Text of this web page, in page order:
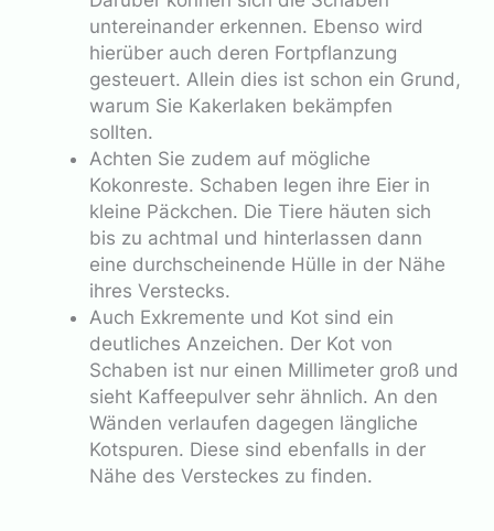
untereinander erkennen. Ebenso wird
hierüber auch deren Fortpflanzung
gesteuert. Allein dies ist schon ein Grund,
warum Sie Kakerlaken bekämpfen
sollten.
Achten Sie zudem auf mögliche
Kokonreste. Schaben legen ihre Eier in
kleine Päckchen. Die Tiere häuten sich
bis zu achtmal und hinterlassen dann
eine durchscheinende Hülle in der Nähe
ihres Verstecks.
Auch Exkremente und Kot sind ein
deutliches Anzeichen. Der Kot von
Schaben ist nur einen Millimeter groß und
sieht Kaffeepulver sehr ähnlich. An den
Wänden verlaufen dagegen längliche
Kotspuren. Diese sind ebenfalls in der
Nähe des Versteckes zu finden.